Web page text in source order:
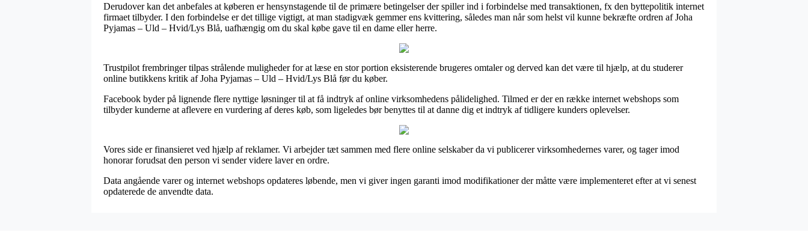
Derudover kan det anbefales at køberen er hensynstagende til de primære betingelser der spiller ind i forbindelse med transaktionen, fx den byttepolitik internet
firmaet tilbyder. I den forbindelse er det tillige vigtigt, at man stadigvæk gemmer ens kvittering, således man når som helst vil kunne bekræfte ordren af Joha
Pyjamas – Uld – Hvid/Lys Blå, uafhængig om du skal købe gave til en dame eller herre.
Trustpilot frembringer tilpas strålende muligheder for at læse en stor portion eksisterende brugeres omtaler og derved kan det være til hjælp, at du studerer
online butikkens kritik af Joha Pyjamas – Uld – Hvid/Lys Blå før du køber.
Facebook byder på lignende flere nyttige løsninger til at få indtryk af online virksomhedens pålidelighed. Tilmed er der en række internet webshops som
tilbyder kunderne at aflevere en vurdering af deres køb, som ligeledes bør benyttes til at danne dig et indtryk af tidligere kunders oplevelser.
Vores side er finansieret ved hjælp af reklamer. Vi arbejder tæt sammen med flere online selskaber da vi publicerer virksomhedernes varer, og tager imod
honorar forudsat den person vi sender videre laver en ordre.
Data angående varer og internet webshops opdateres løbende, men vi giver ingen garanti imod modifikationer der måtte være implementeret efter at vi senest
opdaterede de anvendte data.